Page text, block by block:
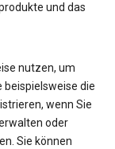
und das
nutzen, um
beispielsweise die
wenn Sie
oder
Sie können